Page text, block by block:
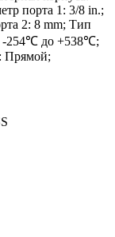
порта 1: 3/8 in.;
2: 8 mm; Тип
-254℃ до +538℃;
Прямой;